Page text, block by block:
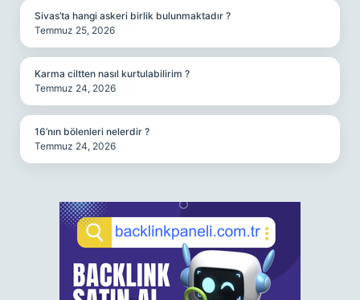
Sivas’ta hangi askeri birlik bulunmaktadır ?
Temmuz 25, 2026
Karma ciltten nasıl kurtulabilirim ?
Temmuz 24, 2026
16’nın bölenleri nelerdir ?
Temmuz 24, 2026